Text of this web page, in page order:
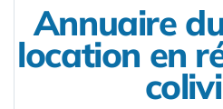
Annuaire
location en